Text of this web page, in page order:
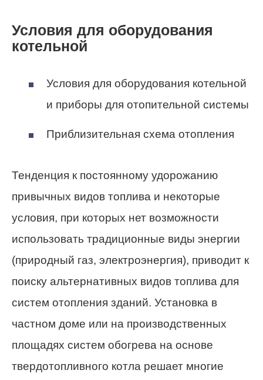
Условия для оборудования
котельной
Условия для оборудования котельной
и приборы для отопительной системы
Приблизительная схема отопления
Тенденция к постоянному удорожанию
привычных видов топлива и некоторые
условия, при которых нет возможности
использовать традиционные виды энергии
(природный газ, электроэнергия), приводит к
поиску альтернативных видов топлива для
систем отопления зданий. Установка в
частном доме или на производственных
площадях систем обогрева на основе
твердотопливного котла решает многие